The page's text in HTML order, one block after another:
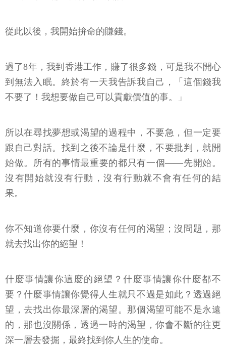
從此以後，我開始拚命的賺錢。
過了8年，我到香港工作，賺了很多錢，可是我不開心
到無法入眠。終於有一天我告訴我自己，「這個錢我
不要了！我想要做自己可以貢獻價值的事。」
所以在尋找夢想或渴望的過程中，不要急，但一定要
跟自己對話。找到之後不論是什麼，不要批判，就開
始做。所有的事情最重要的都只有一個——先開始。
沒有開始就沒有行動，沒有行動就不會有任何的結
果。
你不知道你要什麼，你沒有任何的渴望；沒問題，那
就去找出你的絕望！
什麼事情讓你這麼的絕望？什麼事情讓你什麼都不
要？什麼事情讓你覺得人生就只不過是如此？透過絕
望，去找出你最深層的渴望。那個渴望可能不是永遠
的，那也沒關係，透過一時的渴望，你會不斷的往更
深一層去發掘，最終找到你人生的使命。